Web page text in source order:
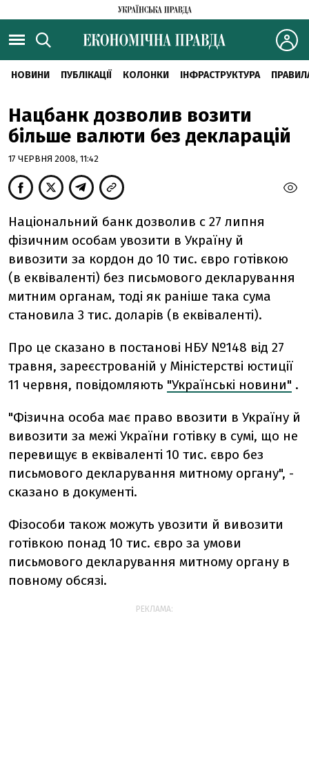
НОВИНИ ПУБЛІКАЦІЇ КОЛОНКИ ІНФРАСТРУКТУРА
Нацбанк дозволив возити
більше валюти без декларацій
17 ЧЕРВНЯ 2008, 11:42
Національний банк дозволив c 27 липня
фізичним особам увозити в Україну й
вивозити за кордон до 10 тис. євро готівкою
(в еквіваленті) без письмового декларування
митним органам, тоді як раніше така сума
становила 3 тис. доларів (в еквіваленті).
Про це сказано в постанові НБУ №148 від 27
травня, зареєстрованій у Міністерстві юстиції
11 червня, повідомляють "Українські новини" .
"Фізична особа має право ввозити в Україну й
вивозити за межі України готівку в сумі, що не
перевищує в еквіваленті 10 тис. євро без
письмового декларування митному органу", -
сказано в документі.
Фізособи також можуть увозити й вивозити
готівкою понад 10 тис. євро за умови
письмового декларування митному органу в
повному обсязі.
РЕКЛАМА: